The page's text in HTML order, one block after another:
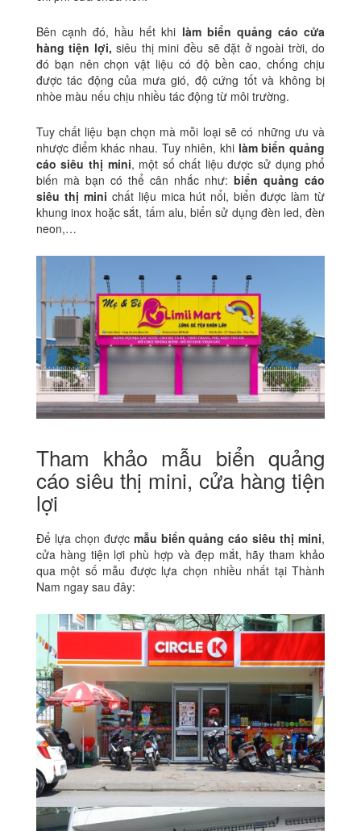
Bên cạnh đó, hầu hết khi làm biển quảng cáo cửa
hàng tiện lợi, siêu thị mini đều sẽ đặt ở ngoài trời, do
đó bạn nên chọn vật liệu có độ bền cao, chống chịu
được tác động của mưa gió, độ cứng tốt và không bị
nhòe màu nếu chịu nhiều tác động từ môi trường.
Tuy chất liệu bạn chọn mà mỗi loại sẽ có những ưu và
nhược điểm khác nhau. Tuy nhiên, khi làm biển quảng
cáo siêu thị mini, một số chất liệu được sử dụng phổ
biến mà bạn có thể cân nhắc như:biển quảng cáo
siêu thị mini chất liệu mica hút nổi, biển được làm từ
khung inox hoặc sắt, tấm alu, biển sử dụng đèn led, đèn
neon,…
Tham khảo mẫu biển quảng
cáo siêu thị mini, cửa hàng tiện
lợi
Để lựa chọn được mẫu biển quảng cáo siêu thị mini,
cửa hàng tiện lợi phù hợp và đẹp mắt, hãy tham khảo
qua một số mẫu được lựa chọn nhiều nhất tại Thành
Nam ngay sau đây: